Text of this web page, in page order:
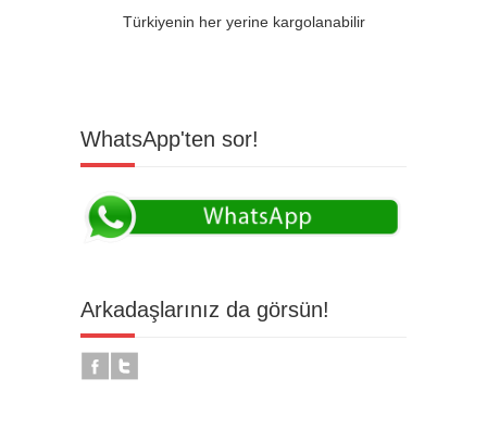
Türkiyenin her yerine kargolanabilir
WhatsApp'ten sor!
Arkadaşlarınız da görsün!